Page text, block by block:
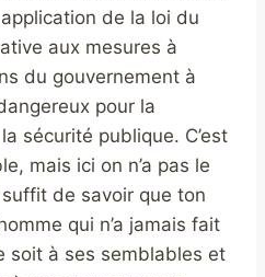
de la loi du
aux mesures à
du gouvernement à
pour la
sécurité publique. C’est
mais ici on n’a pas le
de savoir que ton
qui n’a jamais fait
soit à ses semblables et